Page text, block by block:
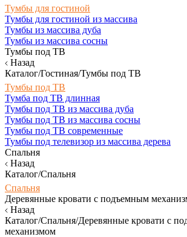
Тумбы для гостиной
Тумбы для гостиной из массива
Тумбы из массива дуба
Тумбы из массива сосны
Тумбы под ТВ
Назад
Каталог/Гостиная/Тумбы под ТВ
Тумбы под ТВ
Тумба под ТВ длинная
Тумбы под ТВ из массива дуба
Тумбы под ТВ из массива сосны
Тумбы под ТВ современные
Тумбы под телевизор из массива дерева
Спальня
Назад
Каталог/Спальня
Спальня
Деревянные кровати с подъемным
Назад
Каталог/Спальня/Деревянные кровати с
механизмом